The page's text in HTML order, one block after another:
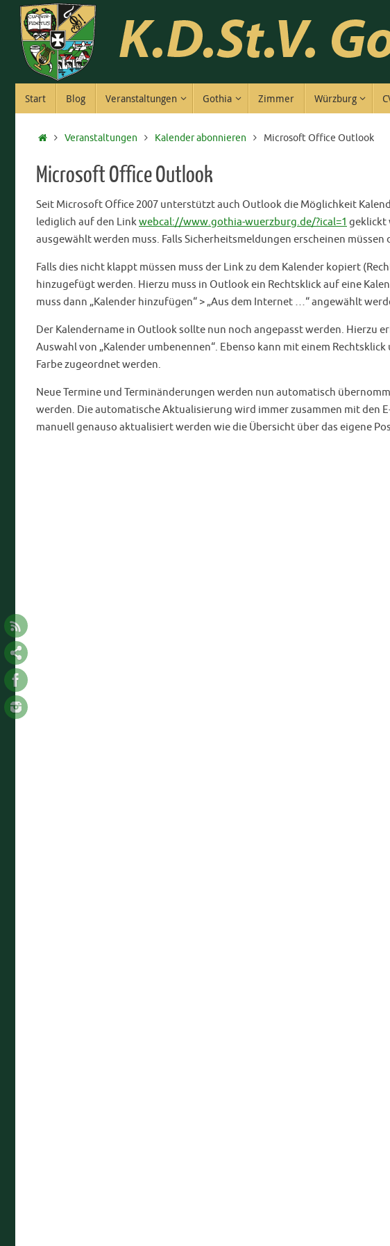
Zum
Inhalt
springen
Inhalt
Start Blog Veranstaltungen Gothia Zimmer Würzburg
StartVeranstaltungen Kalender abonnieren Microsoft Office Outlook
Microsoft Office Outlook
Seit Microsoft Office 2007 unterstützt auch Outlook die Möglichkeit
lediglich auf den Linkwebcal://www.gothia-wuerzburg.de/?ical=1 geklickt
ausgewählt werden muss. Falls Sicherheitsmeldungen erscheinen
Falls dies nicht klappt müssen muss der Link zu dem Kalender kopiert
hinzugefügt werden. Hierzu muss in Outlook ein Rechtsklick auf eine
muss dann „Kalender hinzufügen“ > „Aus dem Internet …“ angewählt
Der Kalendername in Outlook sollte nun noch angepasst werden. Hierzu
Auswahl von „Kalender umbenennen“. Ebenso kann mit einem
Farbe zugeordnet werden.
Neue Termine und Terminänderungen werden nun automatisch
werden. Die automatische Aktualisierung wird immer zusammen mit den
manuell genauso aktualisiert werden wie die Übersicht über das eigene